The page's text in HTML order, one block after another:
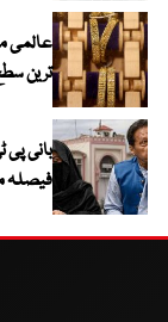
ترین
بانی
فیصلہ